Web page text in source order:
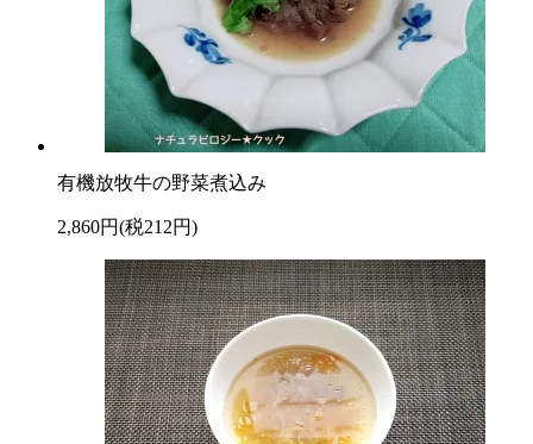
有機放牧牛の野菜煮込み
2,860円(税212円)